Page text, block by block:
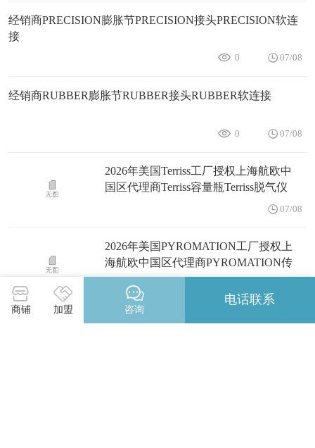
经销商PRECISION膨胀节PRECISION接头PRECISION软连
接
0 07/08
经销商RUBBER膨胀节RUBBER接头RUBBER软连接
0 07/08
2026年美国Terriss工厂授权上海航欧中
国区代理商Terriss容量瓶Terriss脱气仪
07/08
2026年美国PYROMATION工厂授权上
海航欧中国区代理商PYROMATION传
感器
2026年法国TRANSFOS MARY工厂授权
商铺 加盟 咨询
电话联系